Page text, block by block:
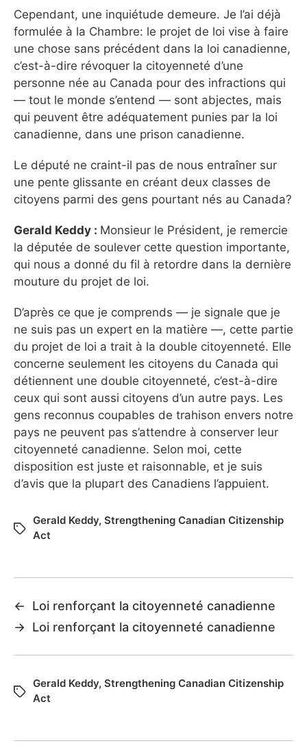
Cependant, une inquiétude demeure. Je l’ai déjà
formulée à la Chambre: le projet de loi vise à faire
une chose sans précédent dans la loi canadienne,
c’est-à-dire révoquer la citoyenneté d’une
personne née au Canada pour des infractions qui
— tout le monde s’entend — sont abjectes, mais
qui peuvent être adéquatement punies par la loi
canadienne, dans une prison canadienne.
Le député ne craint-il pas de nous entraîner sur
une pente glissante en créant deux classes de
citoyens parmi des gens pourtant nés au Canada?
Gerald Keddy : Monsieur le Président, je remercie
la députée de soulever cette question importante,
qui nous a donné du fil à retordre dans la dernière
mouture du projet de loi.
D’après ce que je comprends — je signale que je
ne suis pas un expert en la matière —, cette partie
du projet de loi a trait à la double citoyenneté. Elle
concerne seulement les citoyens du Canada qui
détiennent une double citoyenneté, c’est-à-dire
ceux qui sont aussi citoyens d’un autre pays. Les
gens reconnus coupables de trahison envers notre
pays ne peuvent pas s’attendre à conserver leur
citoyenneté canadienne. Selon moi, cette
disposition est juste et raisonnable, et je suis
d’avis que la plupart des Canadiens l’appuient.
Gerald Keddy, Strengthening Canadian Citizenship
Act
←
Loi renforçant la citoyenneté canadienne
→ Loi renforçant la citoyenneté canadienne
Gerald Keddy, Strengthening Canadian Citizenship
Act